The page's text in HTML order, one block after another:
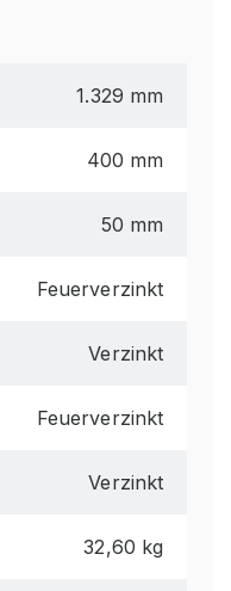
1.329 mm
400 mm
50 mm
Feuerverzinkt
Verzinkt
Feuerverzinkt
Verzinkt
32,60 kg